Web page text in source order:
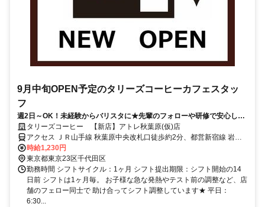
9月中旬OPEN予定のタリーズコーヒーカフェスタッ
フ
週2日～OK！未経験からバリスタに★先輩のフォローや研修で安心して
働けます！
タリーズコーヒー 【新店】アトレ秋葉原(仮)店
アクセス ＪＲ山手線 秋葉原中央改札口徒歩約2分、都営新宿線 岩本
町A3口徒歩約4分、東京メトロ銀座線 神田（東京都）6番口徒歩約9
分
時給1,230円
東京都東京23区千代田区
勤務時間 シフトサイクル：1ヶ月 シフト提出期限：シフト開始の14
日前 シフトは1ヶ月毎。 お子様な急な発熱やテスト前の調整など、店
舗のフェロー同士で 助け合ってシフト調整しています★ 平日：
6:30...